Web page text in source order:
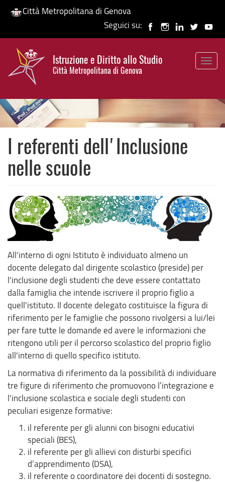
Salta
contenuto
principale
Città Metropolitana di Genova
Seguici su:
Istruzione e Diritto allo Studio
Città Metropolitana di Genova
HP banner
I referenti dell'Inclusione
nelle scuole
All'interno di ogni Istituto è individuato almeno un
docente delegato dal dirigente scolastico (preside) per
l'inclusione degli studenti che deve essere contattato
dalla famiglia che intende iscrivere il proprio figlio a
quell'istituto. Il docente delegato costituisce la figura di
riferimento per le famiglie che possono rivolgersi a lui/lei
per fare tutte le domande ed avere le informazioni che
ritengono utili per il percorso scolastico del proprio figlio
all'interno di quello specifico istituto.
La normativa di riferimento da la possibilità di individuare
tre figure di riferimento che promuovono l’integrazione e
l'inclusione scolastica e sociale degli studenti con
peculiari esigenze formative:
il referente per gli alunni con bisogni educativi
speciali (BES),
il referente per gli allievi con disturbi specifici
d’apprendimento (DSA),
il referente o coordinatore dei docenti di sostegno.